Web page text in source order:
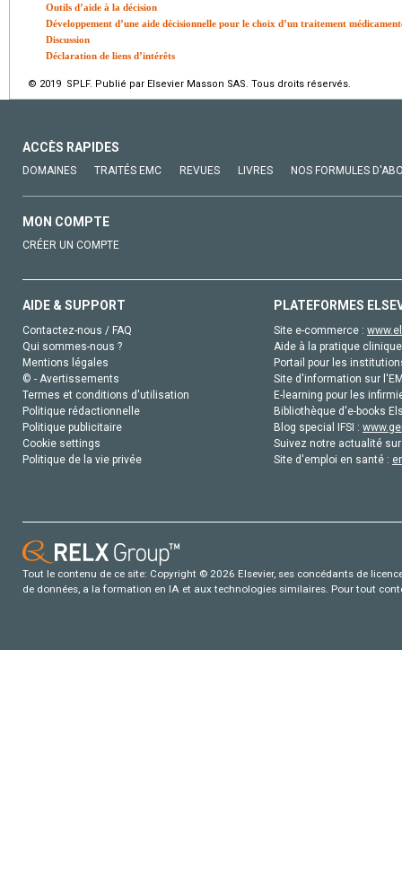
Outils d’aide à la décision
Développement d’une aide décisionnelle pour le choix d’un traitement
Discussion
Déclaration de liens d’intérêts
© 2019 SPLF. Publié par Elsevier Masson SAS. Tous droits réservés.
ACCÈS RAPIDES
DOMAINES TRAITÉS EMC REVUES LIVRES NOS FORMULES
MON COMPTE
CRÉER UN COMPTE
AIDE & SUPPORT
Contactez-nous / FAQ
Qui sommes-nous ?
Mentions légales
© - Avertissements
Termes et conditions d'utilisation
Politique rédactionnelle
Politique publicitaire
Cookie settings
Politique de la vie privée
PLATEFORMES
Site e-commerce :
Aide à la pratique
Portail pour les
Site d'information sur
E-learning pour les
Bibliothèque d'e-books
Blog special IFSI :
Suivez notre actualité
Site d'emploi en santé :
Tout le contenu de ce site: Copyright © 2026 Elsevier, ses concédants de
de données, a la formation en IA et aux technologies similaires. Pour tout